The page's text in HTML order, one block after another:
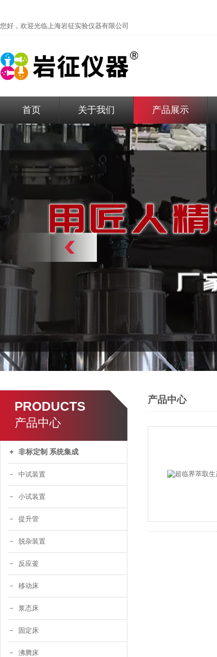
您好，欢迎光临上海岩征实验仪器有限公司
首页 关于我们 产品展示
PRODUCTS
产品中心
非标定制 系统集成
中试装置
小试装置
提升管
脱杂装置
反应釜
移动床
浆态床
固定床
沸腾床
产品中心